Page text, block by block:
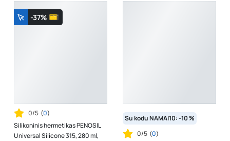
-37%
0/5 (0)
Silikoninis hermetikas PENOSIL
Universal Silicone 315, 280 ml,
Su kodu NAMAI10: -10 %
0/5 (0)